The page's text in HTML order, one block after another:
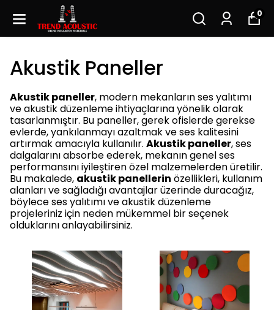
0
Akustik Paneller
Akustik paneller, modern mekanların ses yalıtımı
ve akustik düzenleme ihtiyaçlarına yönelik olarak
tasarlanmıştır. Bu paneller, gerek ofislerde gerekse
evlerde, yankılanmayı azaltmak ve ses kalitesini
artırmak amacıyla kullanılır. Akustik paneller, ses
dalgalarını absorbe ederek, mekanın genel ses
performansını iyileştiren özel malzemelerden üretilir.
Bu makalede, akustik panellerin özellikleri, kullanım
alanları ve sağladığı avantajlar üzerinde duracağız,
böylece ses yalıtımı ve akustik düzenleme
projeleriniz için neden mükemmel bir seçenek
olduklarını anlayabilirsiniz.